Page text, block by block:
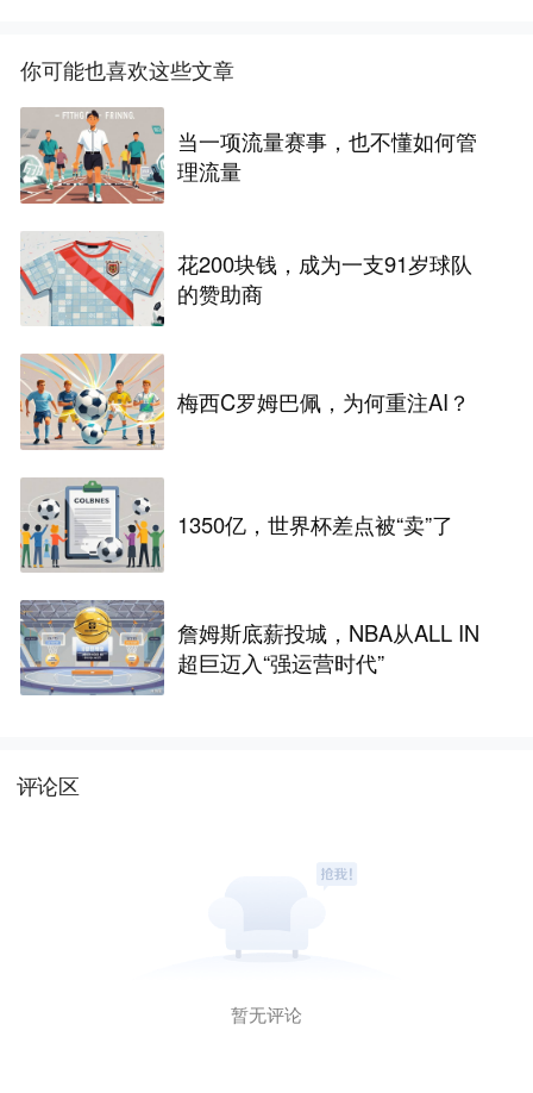
你可能也喜欢这些文章
当一项流量赛事，也不懂如何管
理流量
花200块钱，成为一支91岁球队
的赞助商
梅西C罗姆巴佩，为何重注AI？
1350亿，世界杯差点被“卖”了
詹姆斯底薪投城，NBA从ALL IN
超巨迈入“强运营时代”
评论区
暂无评论